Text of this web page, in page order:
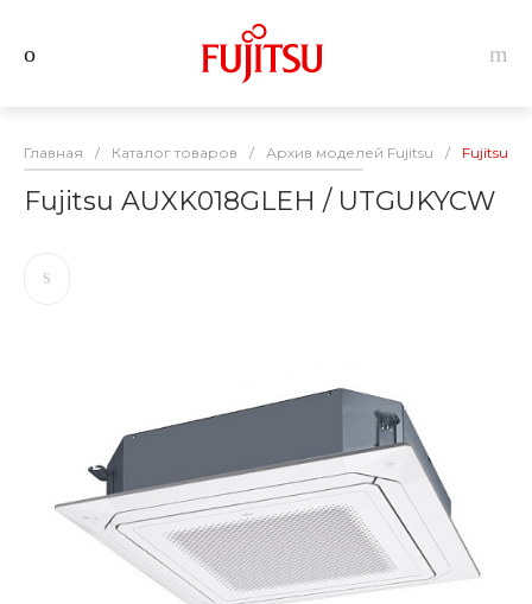
Главная / Каталог товаров / Архив моделей Fujitsu / Fujitsu
Fujitsu AUXK018GLEH / UTGUKYCW